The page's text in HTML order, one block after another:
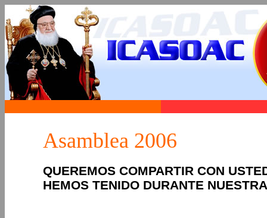
Asamblea 2006
QUEREMOS COMPARTIR CON
HEMOS TENIDO DURANTE